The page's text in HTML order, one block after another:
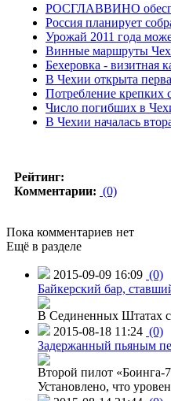
РОСГЛАВВИНО
Россия планирует
Урожай 2011 года
Винные маршруты
Бехеровка - визитная
В Чехии открыта
Потребление крепких
Число погибших в
В Чехии началась
Рейтинг:
Комментарии: (0)
Пока комментариев нет
Ещё в разделе
2015-09-09 16:09 (0)
Байкерский бар,
В Сединенных Штатах
2015-08-18 11:24 (0)
Задержанный пьяным
Второй пилот «Боинга-
Установлено, что